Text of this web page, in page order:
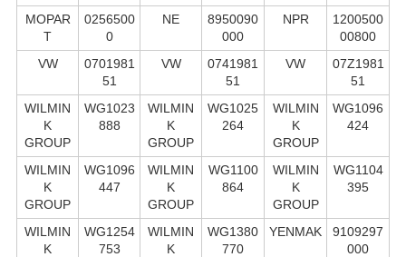
MOPAR
T
0256500
0
NE
8950090
000
NPR
1200500
00800
VW
0701981
51
VW
0741981
51
VW
07Z1981
51
WILMIN
K
GROUP
WG1023
888
WILMIN
K
GROUP
WG1025
264
WILMIN
K
GROUP
WG1096
424
WILMIN
K
GROUP
WG1096
447
WILMIN
K
GROUP
WG1100
864
WILMIN
K
GROUP
WG1104
395
WILMIN
K
WG1254
753
WILMIN
K
WG1380
770
YENMAK
9109297
000